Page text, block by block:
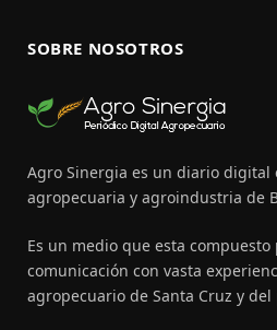
SOBRE NOSOTROS
Agro Sinergia es un diario digital
agropecuaria y agroindustria de
Es un medio que esta
comunicación con vasta
agropecuario de Santa Cruz y del